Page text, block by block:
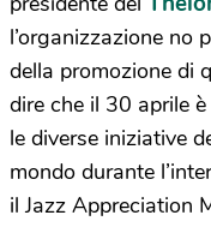
l’organizzazione no
della promozione di
dire che il 30 aprile
le diverse iniziative
mondo durante
il Jazz Appreciation